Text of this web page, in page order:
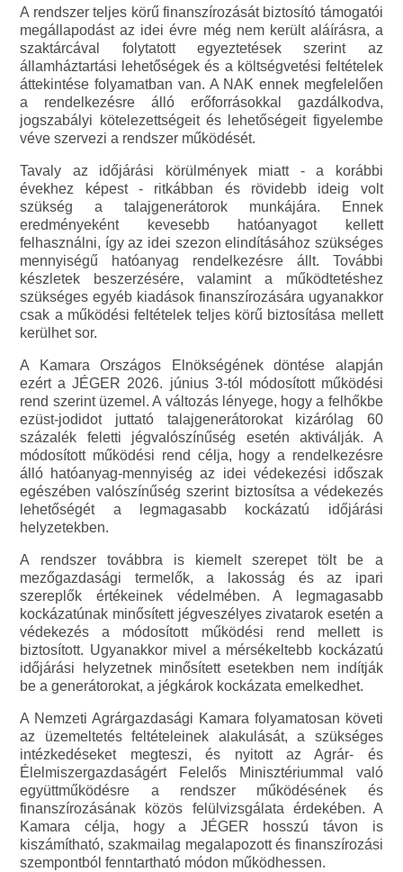
A rendszer teljes körű finanszírozását biztosító támogatói
megállapodást az idei évre még nem került aláírásra, a
szaktárcával folytatott egyeztetések szerint az
államháztartási lehetőségek és a költségvetési feltételek
áttekintése folyamatban van. A NAK ennek megfelelően
a rendelkezésre álló erőforrásokkal gazdálkodva,
jogszabályi kötelezettségeit és lehetőségeit figyelembe
véve szervezi a rendszer működését.
Tavaly az időjárási körülmények miatt - a korábbi
évekhez képest - ritkábban és rövidebb ideig volt
szükség a talajgenerátorok munkájára. Ennek
eredményeként kevesebb hatóanyagot kellett
felhasználni, így az idei szezon elindításához szükséges
mennyiségű hatóanyag rendelkezésre állt. További
készletek beszerzésére, valamint a működtetéshez
szükséges egyéb kiadások finanszírozására ugyanakkor
csak a működési feltételek teljes körű biztosítása mellett
kerülhet sor.
A Kamara Országos Elnökségének döntése alapján
ezért a JÉGER 2026. június 3-tól módosított működési
rend szerint üzemel. A változás lényege, hogy a felhőkbe
ezüst-jodidot juttató talajgenerátorokat kizárólag 60
százalék feletti jégvalószínűség esetén aktiválják. A
módosított működési rend célja, hogy a rendelkezésre
álló hatóanyag-mennyiség az idei védekezési időszak
egészében valószínűség szerint biztosítsa a védekezés
lehetőségét a legmagasabb kockázatú időjárási
helyzetekben.
A rendszer továbbra is kiemelt szerepet tölt be a
mezőgazdasági termelők, a lakosság és az ipari
szereplők értékeinek védelmében. A legmagasabb
kockázatúnak minősített jégveszélyes zivatarok esetén a
védekezés a módosított működési rend mellett is
biztosított. Ugyanakkor mivel a mérsékeltebb kockázatú
időjárási helyzetnek minősített esetekben nem indítják
be a generátorokat, a jégkárok kockázata emelkedhet.
A Nemzeti Agrárgazdasági Kamara folyamatosan követi
az üzemeltetés feltételeinek alakulását, a szükséges
intézkedéseket megteszi, és nyitott az Agrár- és
Élelmiszergazdaságért Felelős Minisztériummal való
együttműködésre a rendszer működésének és
finanszírozásának közös felülvizsgálata érdekében. A
Kamara célja, hogy a JÉGER hosszú távon is
kiszámítható, szakmailag megalapozott és finanszírozási
szempontból fenntartható módon működhessen.